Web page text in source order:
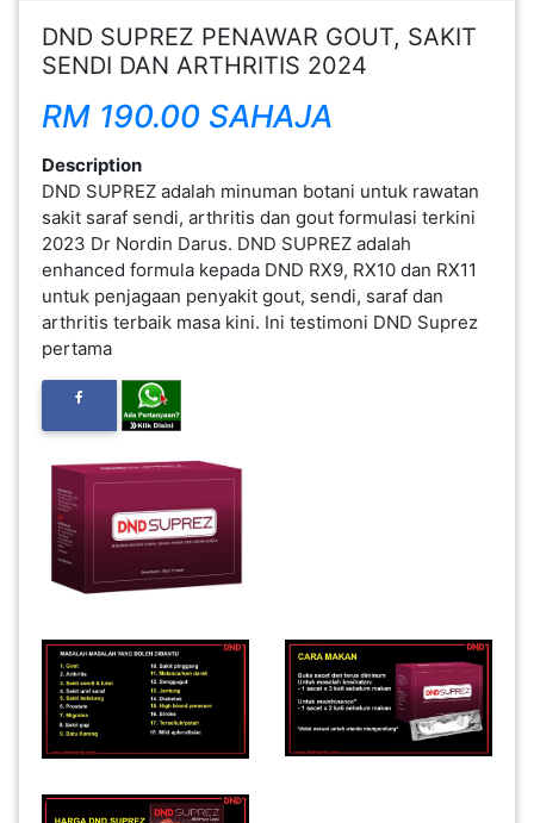
DND SUPREZ PENAWAR GOUT, SAKIT
SENDI DAN ARTHRITIS 2024
RM 190.00 SAHAJA
Description
DND SUPREZ adalah minuman botani untuk rawatan
sakit saraf sendi, arthritis dan gout formulasi terkini
2023 Dr Nordin Darus. DND SUPREZ adalah
enhanced formula kepada DND RX9, RX10 dan RX11
untuk penjagaan penyakit gout, sendi, saraf dan
arthritis terbaik masa kini. Ini testimoni DND Suprez
pertama
FESYEN
WANITA(0)
FESYEN
LELAKI(0)
MINYAK
WANGI(8)
PENDIDIKAN(19)
DERMA
INFAK(0)
TUDUNG(0)
ARTIKEL(14)